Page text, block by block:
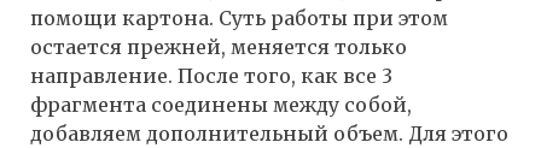
помощи картона. Суть работы при этом
остается прежней, меняется только
направление. После того, как все 3
фрагмента соединены между собой,
добавляем дополнительный объем. Для этого